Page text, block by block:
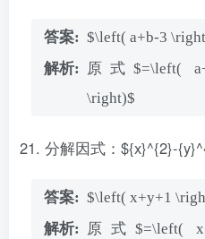
$\left( a+b-3
原式$=\left(
\right)$
分解因式：${x}^{2}-
$\left( x+y+1
原式$=\left(